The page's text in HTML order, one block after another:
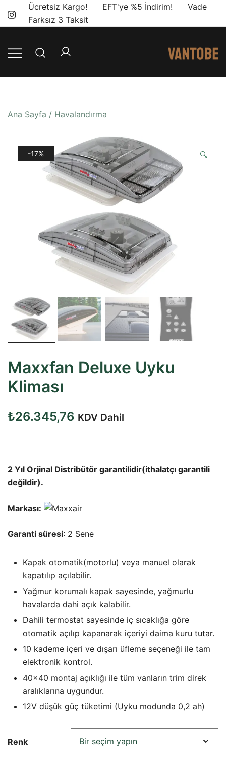
Ücretsiz Kargo! EFT'ye %5 İndirim! Vade
Farksız 3 Taksit
Ana Sayfa / Havalandırma
-17% 🔍
Maxxfan Deluxe Uyku
Kliması
₺26.345,76 KDV Dahil
2 Yıl Orjinal Distribütör garantilidir(ithalatçı garantili
değildir).
Markası:
Garanti süresi: 2 Sene
Kapak otomatik(motorlu) veya manuel olarak
kapatılıp açılabilir.
Yağmur korumalı kapak sayesinde, yağmurlu
havalarda dahi açık kalabilir.
Dahili termostat sayesinde iç sıcaklığa göre
otomatik açılıp kapanarak içeriyi daima kuru tutar.
10 kademe içeri ve dışarı üfleme seçeneği ile tam
elektronik kontrol.
40×40 montaj açıklığı ile tüm vanların trim direk
aralıklarına uygundur.
12V düşük güç tüketimi (Uyku modunda 0,2 ah)
Renk